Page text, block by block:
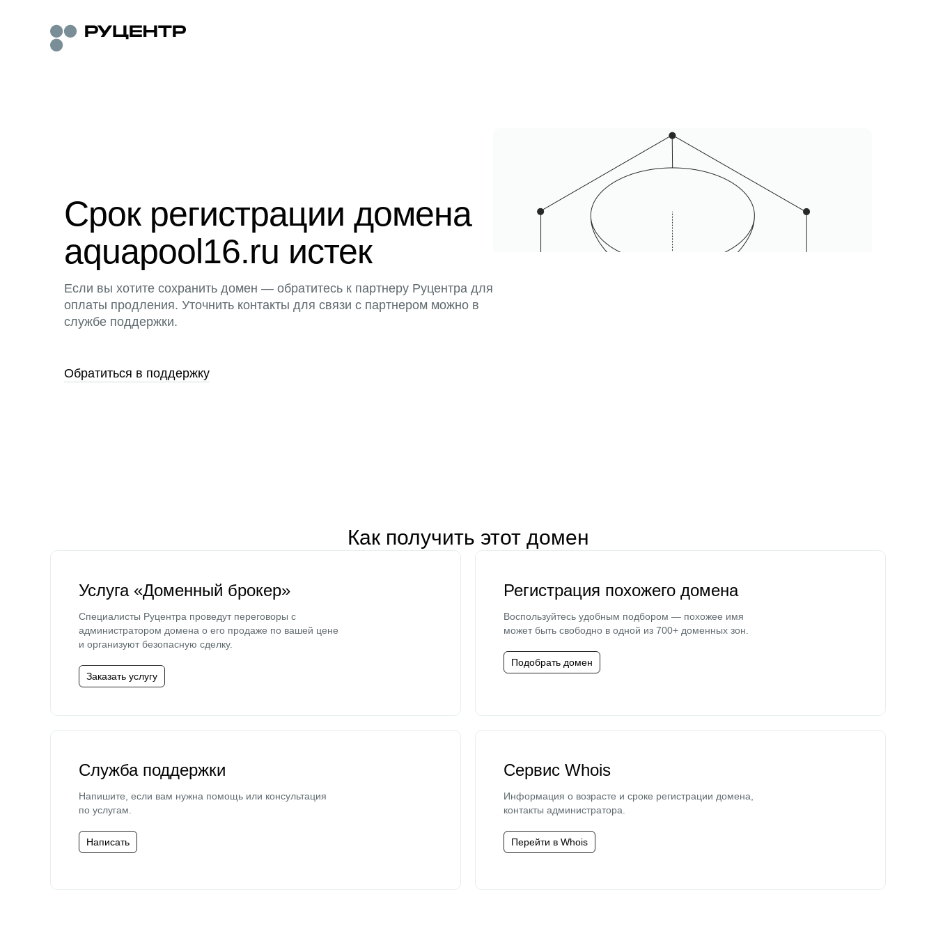
Срок регистрации домена
aquapool16.ru истек
Если вы хотите сохранить домен — обратитесь к партнеру Руцентра для
оплаты продления. Уточнить контакты для связи с партнером можно в
службе поддержки.
Обратиться в поддержку
Как получить этот домен
Услуга «Доменный брокер»
Специалисты Руцентра проведут переговоры с
администратором домена о его продаже по вашей цене
и организуют безопасную сделку.
Заказать услугу
Регистрация похожего домена
Воспользуйтесь удобным подбором — похожее имя
может быть свободно в одной из 700+ доменных зон.
Подобрать домен
Служба поддержки
Напишите, если вам нужна помощь или консультация
по услугам.
Написать
Сервис Whois
Информация о возрасте и сроке регистрации домена,
контакты администратора.
Перейти в Whois